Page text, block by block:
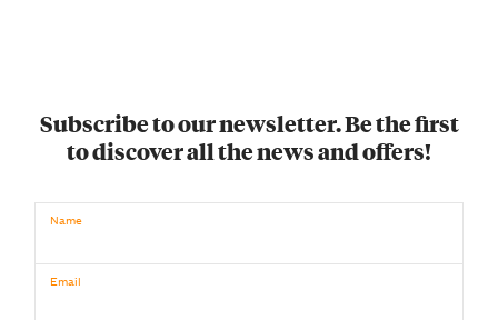
Subscribe to our newsletter. Be the first
to discover all the news and offers!
Name
Email